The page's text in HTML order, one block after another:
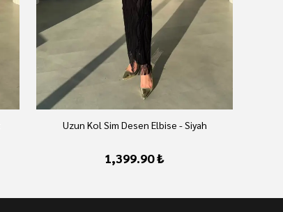
Uzun Kol Sim Desen Elbise - Siyah
1,399.90 ₺